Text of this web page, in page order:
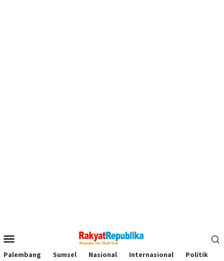
Mobile
Palembang Sumsel Nasional Internasional Politik